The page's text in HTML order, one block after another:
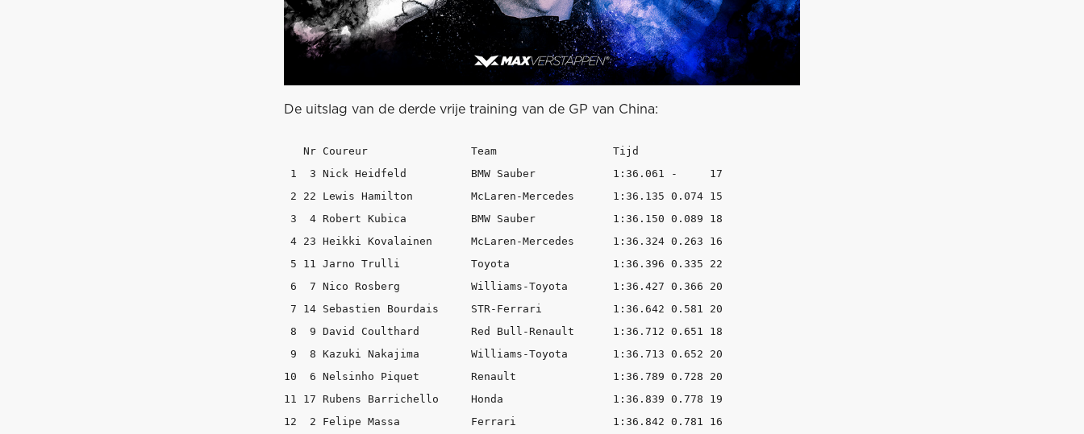
De uitslag van de derde vrije training van de GP van China:
   Nr Coureur                Team                  Tijd
1  3 Nick Heidfeld          BMW Sauber            1:36.061 -     17
2 22 Lewis Hamilton         McLaren-Mercedes      1:36.135 0.074 15
3  4 Robert Kubica          BMW Sauber            1:36.150 0.089 18
4 23 Heikki Kovalainen      McLaren-Mercedes      1:36.324 0.263 16
5 11 Jarno Trulli           Toyota                1:36.396 0.335 22
6  7 Nico Rosberg           Williams-Toyota       1:36.427 0.366 20
7 14 Sebastien Bourdais     STR-Ferrari           1:36.642 0.581 20
8  9 David Coulthard        Red Bull-Renault      1:36.712 0.651 18
9  8 Kazuki Nakajima        Williams-Toyota       1:36.713 0.652 20
10  6 Nelsinho Piquet        Renault               1:36.789 0.728 20
11 17 Rubens Barrichello     Honda                 1:36.839 0.778 19
12  2 Felipe Massa           Ferrari               1:36.842 0.781 16